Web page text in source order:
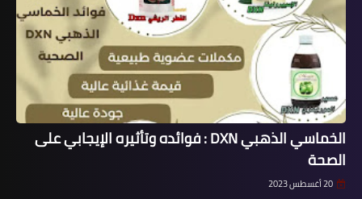
الخماسي الذهبي DXN : فوائده وتأثيره الإيجابي على
الصحة
20 أغسطس 2023